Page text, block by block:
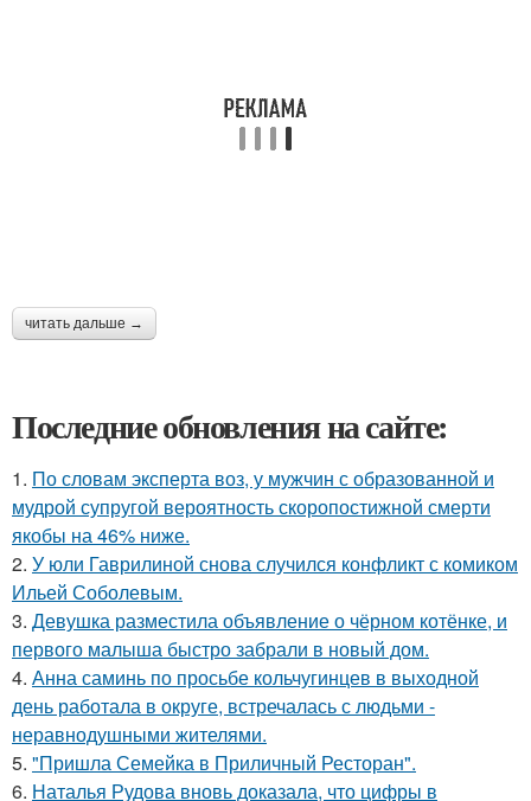
читать дальше →
Последние обновления на сайте:
1. По словам эксперта воз, у мужчин с образованной и
мудрой супругой вероятность скоропостижной смерти
якобы на 46% ниже.
2. У юли Гаврилиной снова случился конфликт с комиком
Ильей Соболевым.
3. Девушка разместила объявление о чёрном котёнке, и
первого малыша быстро забрали в новый дом.
4. Анна саминь по просьбе кольчугинцев в выходной
день работала в округе, встречалась с людьми -
неравнодушными жителями.
5. "Пришла Семейка в Приличный Ресторан".
6. Наталья Рудова вновь доказала, что цифры в